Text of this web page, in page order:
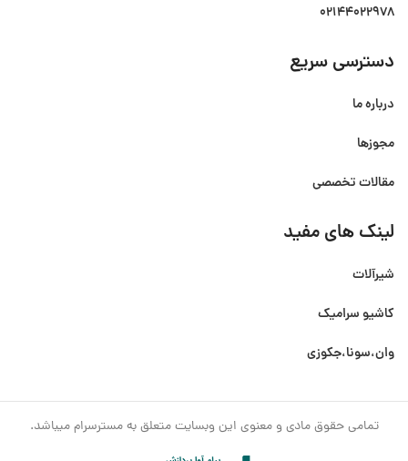
02144022978
دسترسی سریع
درباره ما
مجوزها
مقالات تخصصی
لینک های مفید
شیرآلات
کاشیو سرامیک
وان،سونا،جکوزی
تمامی حقوق مادی و معنوی این وبسایت متعلق به مسترسرام میباشد.